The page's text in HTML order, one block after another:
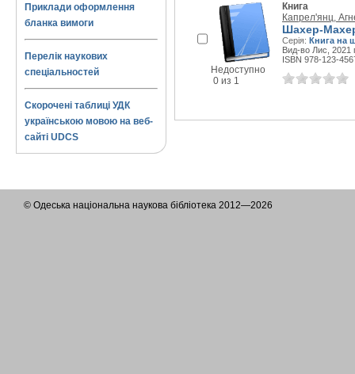
Приклади оформлення
бланка вимоги
Перелік наукових
спеціальностей
Скорочені таблиці УДК
українською мовою на веб-
сайті UDCS
Недоступно
0 из 1
Книга
Капрел'янц,
Шахер-
Серія: Книга на
Вид-во Лис, 2021
ISBN 978-123-
© Одеська національна наукова бібліотека 2012—2026